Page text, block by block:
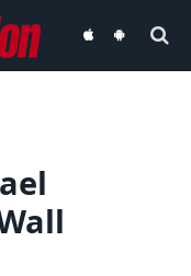
audiovisionaudiovision